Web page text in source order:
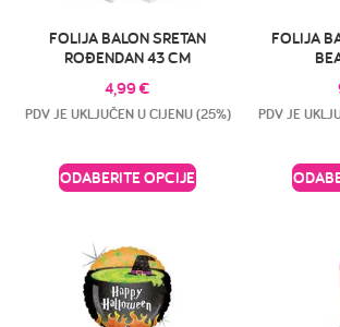
FOLIJA BALON SRETAN
ROĐENDAN 43 CM
4,99€
PDV JE UKLJUČEN U CIJENU (25%)
ODABERITE OPCIJE
FOLIJA
PDV JE